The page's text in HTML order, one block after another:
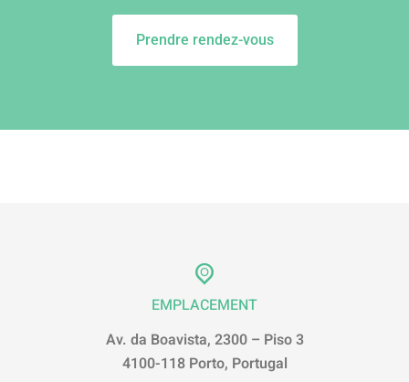
Prendre rendez-vous
EMPLACEMENT
Av. da Boavista, 2300 – Piso 3
4100-118 Porto, Portugal